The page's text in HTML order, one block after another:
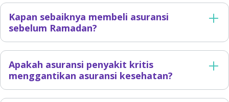
Kapan sebaiknya membeli asuransi
sebelum Ramadan?
Apakah asuransi penyakit kritis
menggantikan asuransi kesehatan?